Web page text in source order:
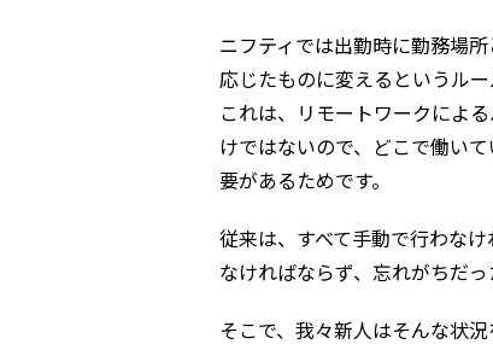
ニフティでは出勤時に勤務場
応じたものに変えるというル
これは、リモートワークによ
けではないので、どこで働い
要があるためです。
従来は、すべて手動で行わな
なければならず、忘れがちだ
そこで、我々新人はそんな状